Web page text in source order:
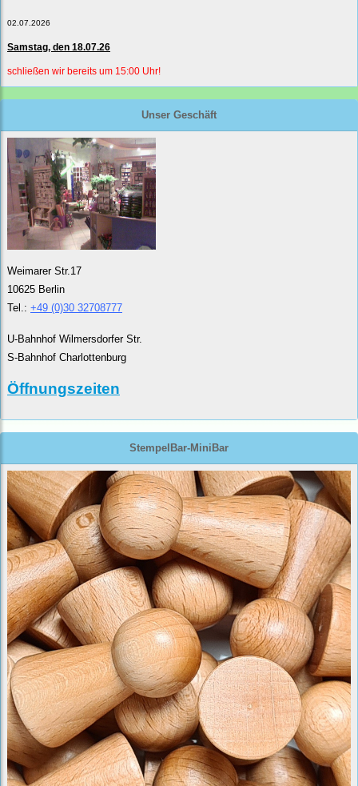
02.07.2026
Samstag, den 18.07.26
schließen wir bereits um 15:00 Uhr!
Unser Geschäft
Weimarer Str.17
10625 Berlin
Tel.: +49 (0)30 32708777
U-Bahnhof Wilmersdorfer Str.
S-Bahnhof Charlottenburg
Öffnungszeiten
StempelBar-MiniBar